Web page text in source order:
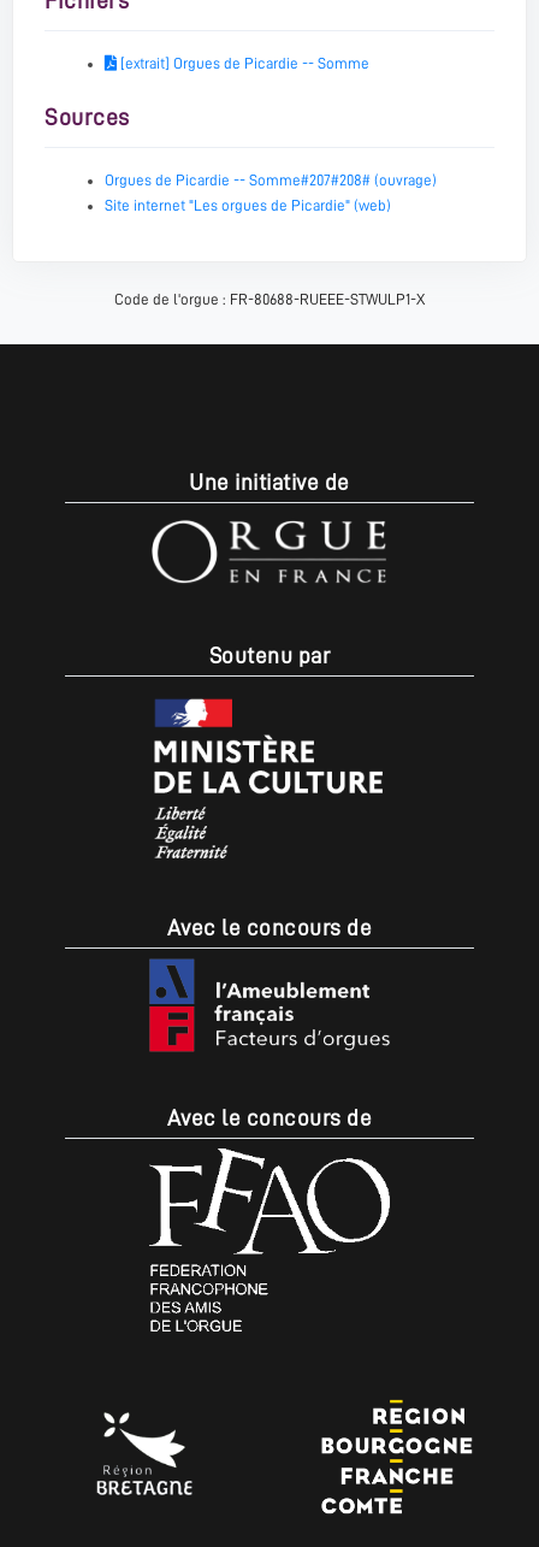
[extrait] Orgues de Picardie -- Somme
Sources
Orgues de Picardie -- Somme#207#208# (ouvrage)
Site internet "Les orgues de Picardie" (web)
Code de l'orgue : FR-80688-RUEEE-STWULP1-X
Une initiative de
Soutenu par
Avec le concours de
Avec le concours de